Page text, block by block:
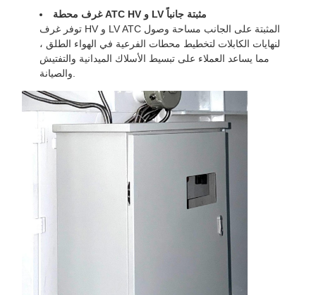
غرف محطة ATC HV و LV مثبتة جانباً
توفر غرف HV و LV ATC المثبتة على الجانب مساحة وصول
لنهايات الكابلات لتخطيط محطات الفرعية في الهواء الطلق ،
مما يساعد العملاء على تبسيط الأسلاك الميدانية والتفتيش